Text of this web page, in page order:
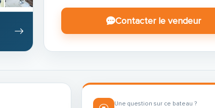
Contacter le vendeur
Une question sur ce bateau ?